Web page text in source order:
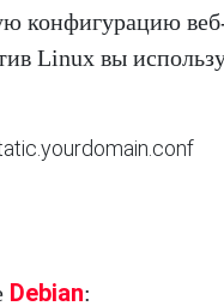
конфигурацию
Linux вы
Debian: